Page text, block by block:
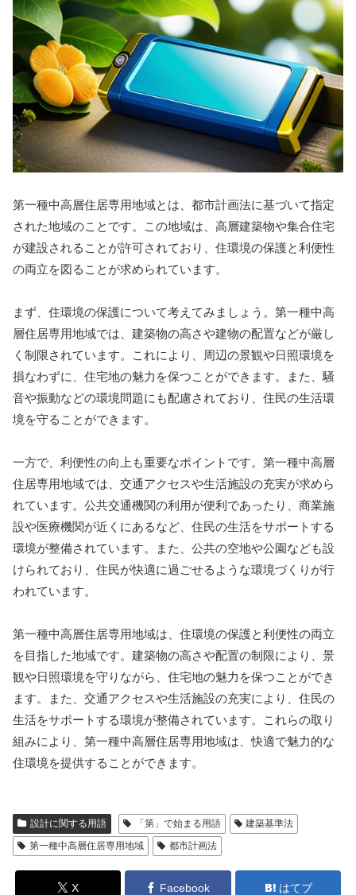
第一種中高層住居専用地域とは、都市計画法に基づいて指定
された地域のことです。この地域は、高層建築物や集合住宅
が建設されることが許可されており、住環境の保護と利便性
の両立を図ることが求められています。
まず、住環境の保護について考えてみましょう。第一種中高
層住居専用地域では、建築物の高さや建物の配置などが厳し
く制限されています。これにより、周辺の景観や日照環境を
損なわずに、住宅地の魅力を保つことができます。また、騒
音や振動などの環境問題にも配慮されており、住民の生活環
境を守ることができます。
一方で、利便性の向上も重要なポイントです。第一種中高層
住居専用地域では、交通アクセスや生活施設の充実が求めら
れています。公共交通機関の利用が便利であったり、商業施
設や医療機関が近くにあるなど、住民の生活をサポートする
環境が整備されています。また、公共の空地や公園なども設
けられており、住民が快適に過ごせるような環境づくりが行
われています。
第一種中高層住居専用地域は、住環境の保護と利便性の両立
を目指した地域です。建築物の高さや配置の制限により、景
観や日照環境を守りながら、住宅地の魅力を保つことができ
ます。また、交通アクセスや生活施設の充実により、住民の
生活をサポートする環境が整備されています。これらの取り
組みにより、第一種中高層住居専用地域は、快適で魅力的な
住環境を提供することができます。
設計に関する用語 「第」で始まる用語
建築基準法
第一種中高層住居専用地域
都市計画法
X Facebook はてブ